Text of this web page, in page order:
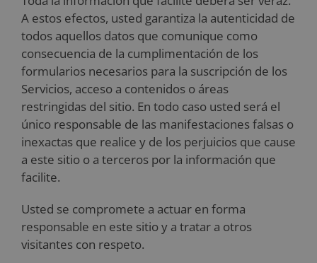
A estos efectos, usted garantiza la autenticidad de
todos aquellos datos que comunique como
consecuencia de la cumplimentación de los
formularios necesarios para la suscripción de los
Servicios, acceso a contenidos o áreas
restringidas del sitio. En todo caso usted será el
único responsable de las manifestaciones falsas o
inexactas que realice y de los perjuicios que cause
a este sitio o a terceros por la información que
facilite.
Usted se compromete a actuar en forma
responsable en este sitio y a tratar a otros
visitantes con respeto.